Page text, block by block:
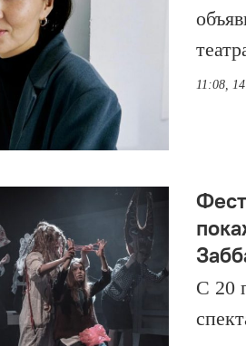
11:08,
С 20